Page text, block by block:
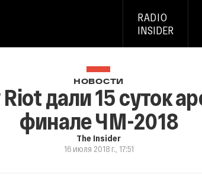
RADIO
INSIDER
НОВОСТИ
дали 15 суток
финале ЧМ-2018
The Insider
16 июля 2018 г., 17:51